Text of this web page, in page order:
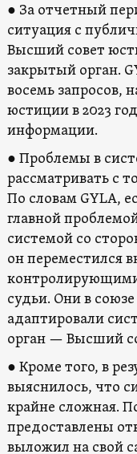
● За отчетный
ситуация с
Высший совет
закрытый орган.
восемь запросов,
юстиции в 2023
информации.
● Проблемы в
рассматривать с
По словам GYLA,
главной
системой со
он переместился
судьи. Они в
адаптировали
орган — Высший
● Кроме того, в
выяснилось, что
крайне сложная.
предоставлены
выложил на свой